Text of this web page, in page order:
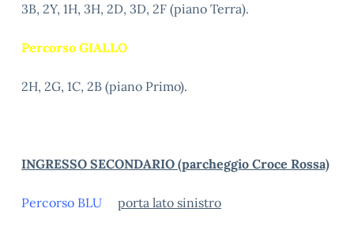
3B, 2Y, 1H, 3H, 2D, 3D, 2F (piano Terra).
Percorso GIALLO
2H, 2G, 1C, 2B (piano Primo).
INGRESSO SECONDARIO (parcheggio Croce Rossa)
Percorso BLU porta lato sinistro